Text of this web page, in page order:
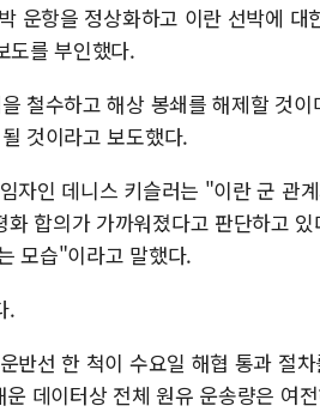
운항을 정상화하고 이란 선박에 대
도를 부인했다.
철수하고 해상 봉쇄를 해제할 것
것이라고 보도했다.
자인 데니스 키슬러는 "이란 군 관
합의가 가까워졌다고 판단하고
모습"이라고 말했다.
.
반선 한 척이 수요일 해협 통과 절
데이터상 전체 원유 운송량은 여